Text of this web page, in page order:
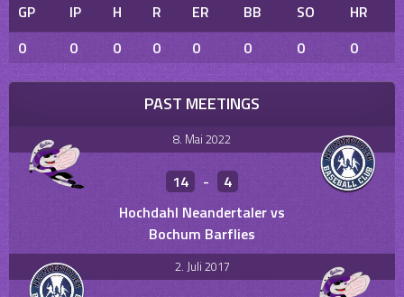
GP IP H R ER BB SO
HR
0
0 0 0 0 0 0 0
PAST MEETINGS
8. Mai 2022
14 -
4
Hochdahl Neandertaler vs
Bochum Barflies
2. Juli 2017